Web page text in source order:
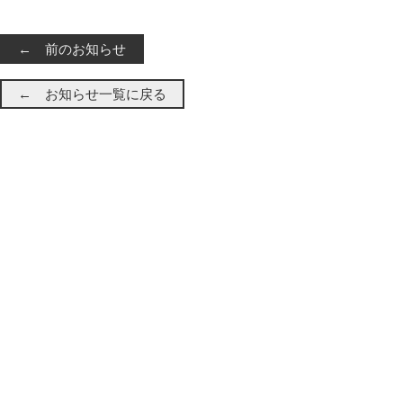
← 前のお知らせ
← お知らせ一覧に戻る